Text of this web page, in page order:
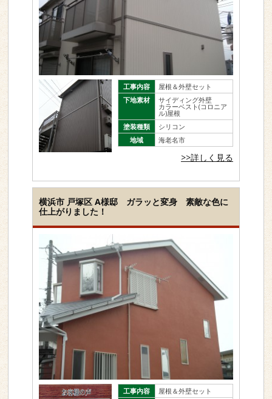
工事内容
屋根＆外壁セット
下地素材
サイディング外壁
カラーベスト(コロニア
ル)屋根
塗装種類
シリコン
地域
海老名市
>>詳しく見る
横浜市 戸塚区 A様邸 ガラッと変身 素敵な色に
仕上がりました！
工事内容
屋根＆外壁セット